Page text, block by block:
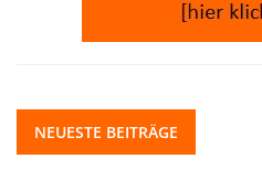
NEUESTE BEITRÄGE